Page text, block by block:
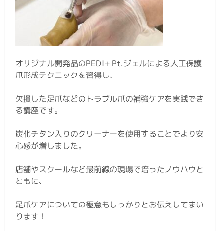
オリジナル開発品のPEDI+ Pt.ジェルによる人工保護
爪形成テクニックを習得し、
欠損した足爪などのトラブル爪の補強ケアを実践でき
る講座です。
炭化チタン入りのクリーナーを使用することでより安
心感が増しました。
店舗やスクールなど最前線の現場で培ったノウハウと
ともに、
足爪ケアについての極意もしっかりとお伝えしてまい
ります！